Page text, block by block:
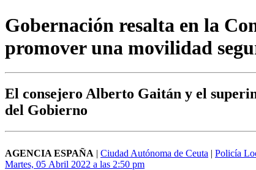
Gobernación resalta en la
promover una movilidad
El consejero Alberto Gaitán y el
del Gobierno
AGENCIA ESPAÑA | Ciudad Autónoma de Ceuta | Policía
Martes, 05 Abril 2022 a las 2:50 pm